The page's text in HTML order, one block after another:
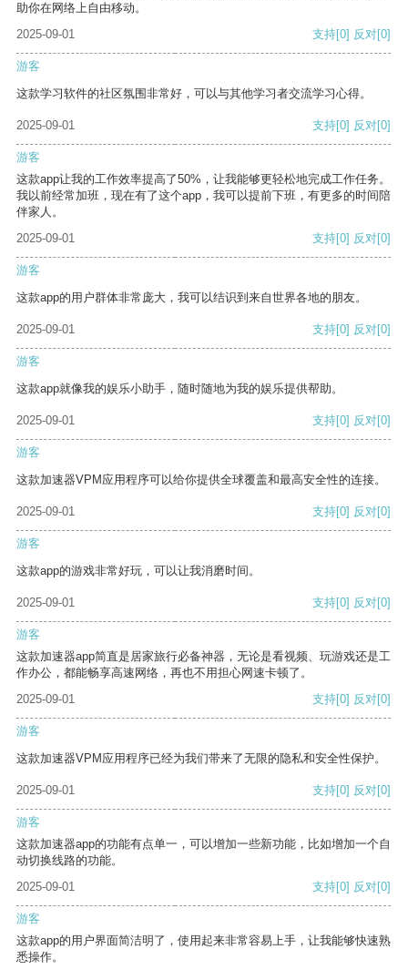
助你在网络上自由移动。
2025-09-01
支持[0] 反对[0]
游客
这款学习软件的社区氛围非常好，可以与其他学习者交流学习心得。
2025-09-01 支持[0] 反对[0]
游客
这款app让我的工作效率提高了50%，让我能够更轻松地完成工作任务。
我以前经常加班，现在有了这个app，我可以提前下班，有更多的时间陪
伴家人。
2025-09-01
支持[0] 反对[0]
游客
这款app的用户群体非常庞大，我可以结识到来自世界各地的朋友。
2025-09-01 支持[0] 反对[0]
游客
这款app就像我的娱乐小助手，随时随地为我的娱乐提供帮助。
2025-09-01 支持[0] 反对[0]
游客
这款加速器VPM应用程序可以给你提供全球覆盖和最高安全性的连接。
2025-09-01 支持[0] 反对[0]
游客
这款app的游戏非常好玩，可以让我消磨时间。
2025-09-01 支持[0] 反对[0]
游客
这款加速器app简直是居家旅行必备神器，无论是看视频、玩游戏还是工
作办公，都能畅享高速网络，再也不用担心网速卡顿了。
2025-09-01
支持[0] 反对[0]
游客
这款加速器VPM应用程序已经为我们带来了无限的隐私和安全性保护。
2025-09-01 支持[0] 反对[0]
游客
这款加速器app的功能有点单一，可以增加一些新功能，比如增加一个自
动切换线路的功能。
2025-09-01
支持[0] 反对[0]
游客
这款app的用户界面简洁明了，使用起来非常容易上手，让我能够快速熟
悉操作。